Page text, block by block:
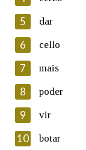
Lin e
Introduce o
Texto de
5 dar
6 cello
7 mais
8 poder
9 vir
10 botar